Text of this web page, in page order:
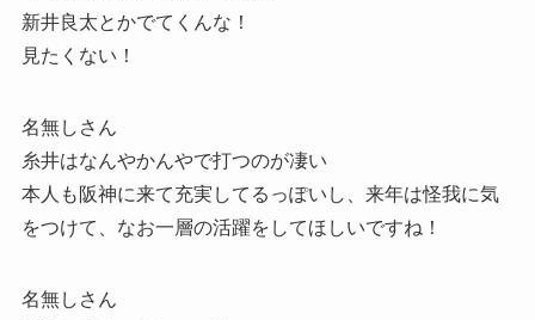
新井良太とかでてくんな！
見たくない！
名無しさん
糸井はなんやかんやで打つのが凄い
本人も阪神に来て充実してるっぽいし、来年は怪我に気
をつけて、なお一層の活躍をしてほしいですね！
名無しさん